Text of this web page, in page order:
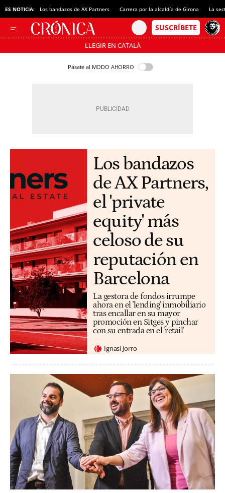
ES NOTICIA: Los bandazos de AX Partners Carrera por la alcaldía de Girona La
LLEGIR EN CATALÀ
Pásate al MODO AHORRO
Los bandazos
de AX Partners,
el 'private
equity' más
celoso de su
reputación en
Barcelona
La gestora de fondos irrumpe
ahora en el 'lending' inmobiliario
tras encallar en su mayor
promoción en Sitges y pinchar
con su entrada en el 'retail'
Ignasi Jorro